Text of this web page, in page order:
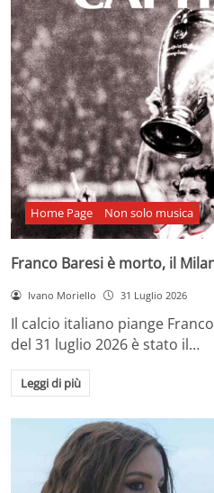
Home Page Non solo musica
Franco Baresi è morto, il
Ivano Moriello 31 Luglio 2026
Il calcio italiano piange
del 31 luglio 2026 è stato il…
Leggi di più